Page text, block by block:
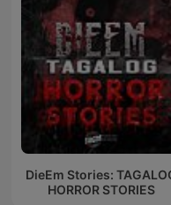
DieEm Stories:
HORROR STORIES